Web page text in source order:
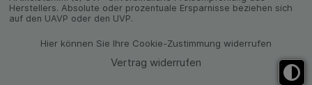
Herstellers. Absolute oder prozentuale Ersparnisse beziehen sich
auf den UAVP oder den UVP.
Hier können Sie Ihre Cookie-Zustimmung widerrufen
Vertrag widerrufen